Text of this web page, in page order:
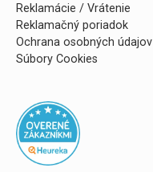
Reklamácie / Vrátenie
Reklamačný poriadok
Ochrana osobných údajov
Súbory Cookies